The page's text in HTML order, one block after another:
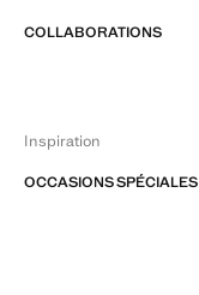
COLLABORATIONS
Inspiration
OCCASIONS SPÉCIALES